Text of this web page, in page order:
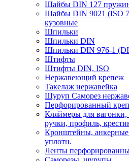
Шайбы DIN 127
Шайбы DIN 9021 (ISO
кузовные
Шпильки
Шпильки DIN
Шпильки DIN 976-1
Штифты
Штифты DIN, ISO
Нержавеющий крепеж
Такелаж нержавейка
Шуруп Саморез
Перфорированный
Кляймеры для вагонки,
ручки, профиль,
Кронштейны, анкерные
уплотн.
Ленты